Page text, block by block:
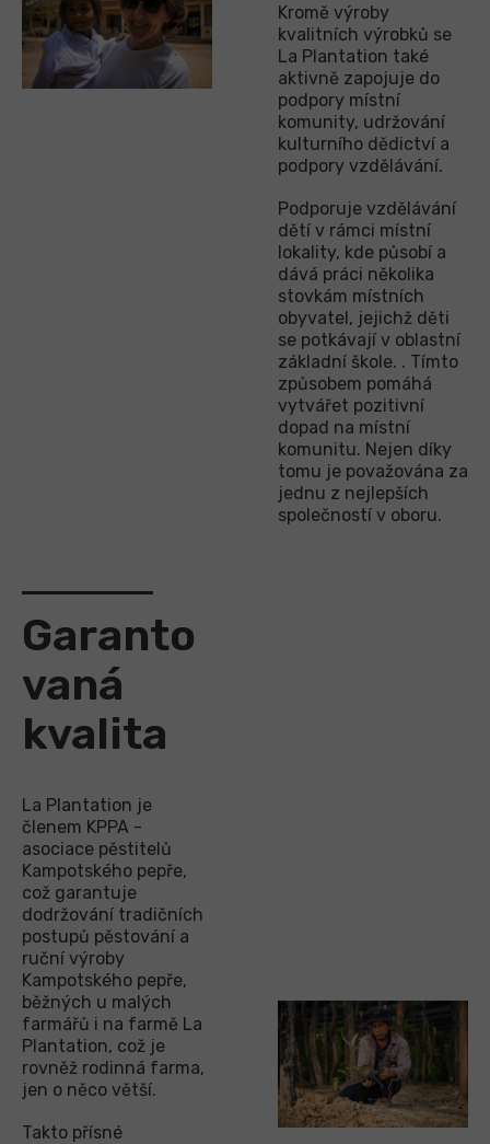
Kromě výroby
kvalitních výrobků se
La Plantation také
aktivně zapojuje do
podpory místní
komunity, udržování
kulturního dědictví a
podpory vzdělávání.
Podporuje vzdělávání
dětí v rámci místní
lokality, kde působí a
dává práci několika
stovkám místních
obyvatel, jejichž děti
se potkávají v oblastní
základní škole. . Tímto
způsobem pomáhá
vytvářet pozitivní
dopad na místní
komunitu. Nejen díky
tomu je považována za
jednu z nejlepších
společností v oboru.
Garanto
vaná
kvalita
La Plantation je
členem KPPA -
asociace pěstitelů
Kampotského pepře,
což garantuje
dodržování tradičních
postupů pěstování a
ruční výroby
Kampotského pepře,
běžných u malých
farmářů i na farmě La
Plantation, což je
rovněž rodinná farma,
jen o něco větší.
Takto přísné